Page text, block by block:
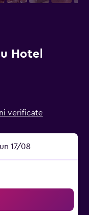
Hotel
verificate
lun 17/08